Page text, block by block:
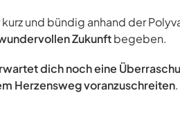
und bündig anhand der
Zukunftbegeben.
dich noch eine
Herzensweg voranzuschreiten.